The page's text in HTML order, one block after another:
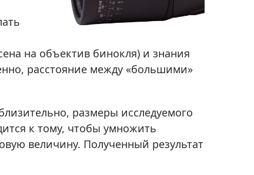
Термометры кулинарные (термощупы)
Курвиметры
Тестеры качества воды
Теодолиты
на объектив бинокля) и знания
расстояние между «большими»
размеры исследуемого
к тому, чтобы умножить
величину. Полученный результат